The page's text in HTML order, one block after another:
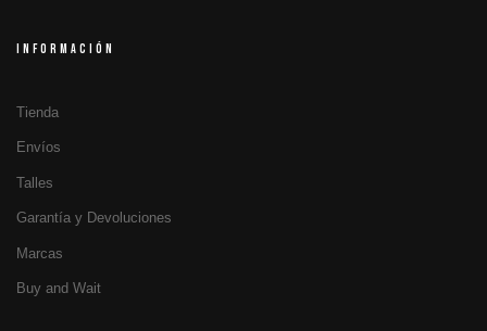
INFORMACIÓN
Tienda
Envíos
Talles
Garantía y Devoluciones
Marcas
Buy and Wait